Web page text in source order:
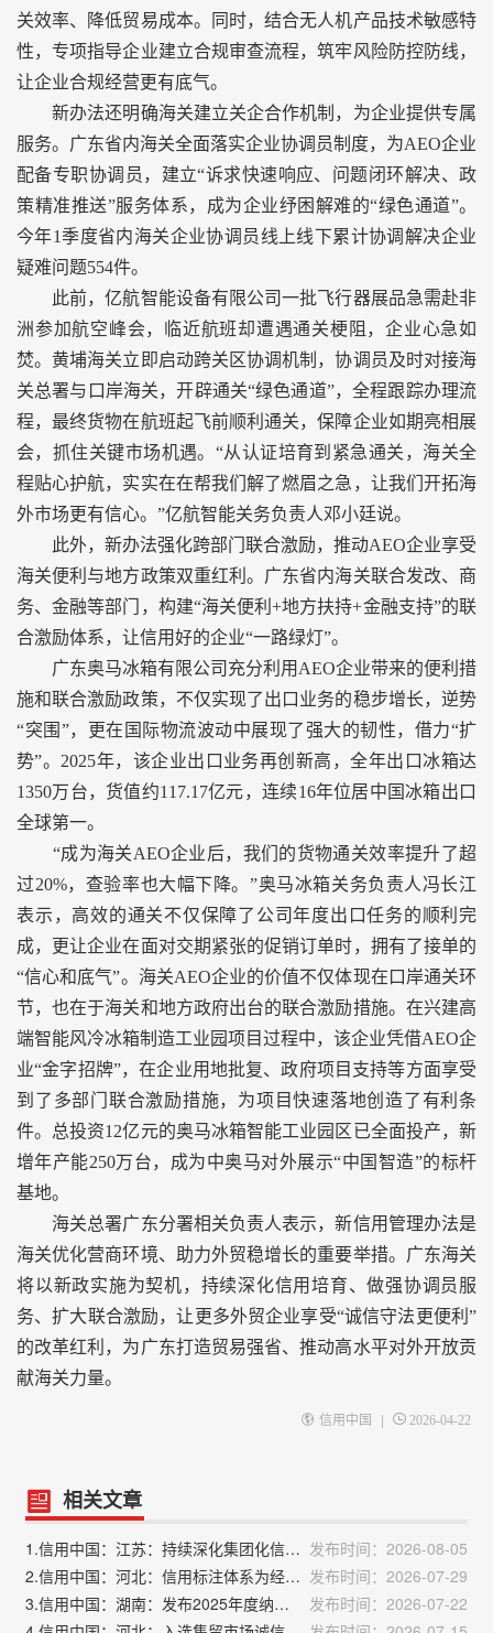
关效率、降低贸易成本。同时，结合无人机产品技术敏感特
性，专项指导企业建立合规审查流程，筑牢风险防控防线，
让企业合规经营更有底气。
新办法还明确海关建立关企合作机制，为企业提供专属
服务。广东省内海关全面落实企业协调员制度，为AEO企业
配备专职协调员，建立“诉求快速响应、问题闭环解决、政
策精准推送”服务体系，成为企业纾困解难的“绿色通道”。
今年1季度省内海关企业协调员线上线下累计协调解决企业
疑难问题554件。
此前，亿航智能设备有限公司一批飞行器展品急需赴非
洲参加航空峰会，临近航班却遭遇通关梗阻，企业心急如
焚。黄埔海关立即启动跨关区协调机制，协调员及时对接海
关总署与口岸海关，开辟通关“绿色通道”，全程跟踪办理流
程，最终货物在航班起飞前顺利通关，保障企业如期亮相展
会，抓住关键市场机遇。“从认证培育到紧急通关，海关全
程贴心护航，实实在在帮我们解了燃眉之急，让我们开拓海
外市场更有信心。”亿航智能关务负责人邓小廷说。
此外，新办法强化跨部门联合激励，推动AEO企业享受
海关便利与地方政策双重红利。广东省内海关联合发改、商
务、金融等部门，构建“海关便利+地方扶持+金融支持”的联
合激励体系，让信用好的企业“一路绿灯”。
广东奥马冰箱有限公司充分利用AEO企业带来的便利措
施和联合激励政策，不仅实现了出口业务的稳步增长，逆势
“突围”，更在国际物流波动中展现了强大的韧性，借力“扩
势”。2025年，该企业出口业务再创新高，全年出口冰箱达
1350万台，货值约117.17亿元，连续16年位居中国冰箱出口
全球第一。
“成为海关AEO企业后，我们的货物通关效率提升了超
过20%，查验率也大幅下降。”奥马冰箱关务负责人冯长江
表示，高效的通关不仅保障了公司年度出口任务的顺利完
成，更让企业在面对交期紧张的促销订单时，拥有了接单的
“信心和底气”。海关AEO企业的价值不仅体现在口岸通关环
节，也在于海关和地方政府出台的联合激励措施。在兴建高
端智能风冷冰箱制造工业园项目过程中，该企业凭借AEO企
业“金字招牌”，在企业用地批复、政府项目支持等方面享受
到了多部门联合激励措施，为项目快速落地创造了有利条
件。总投资12亿元的奥马冰箱智能工业园区已全面投产，新
增年产能250万台，成为中奥马对外展示“中国智造”的标杆
基地。
海关总署广东分署相关负责人表示，新信用管理办法是
海关优化营商环境、助力外贸稳增长的重要举措。广东海关
将以新政实施为契机，持续深化信用培育、做强协调员服
务、扩大联合激励，让更多外贸企业享受“诚信守法更便利”
的改革红利，为广东打造贸易强省、推动高水平对外开放贡
献海关力量。
信用中国 | 2026-04-22
相关文章
1.信用中国：江苏：持续深化集团化信用共建合作 推动大企业加强税务合规管理 发布时间：2026-08-05
2.信用中国：河北：信用标注体系为经营主体精准画像 赋能差异化监管 发布时间：2026-07-29
3.信用中国：湖南：发布2025年度纳税缴费信用评价结果
发布时间：2026-07-22